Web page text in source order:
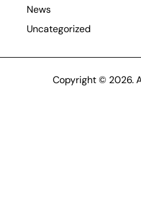
News
Uncategorized
Copyright © 2026.